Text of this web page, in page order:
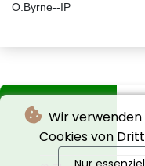
Wir verwenden
Cookies von
O.Byrne--IP